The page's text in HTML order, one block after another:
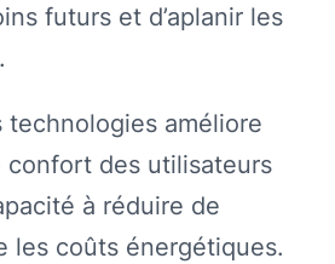
futurs et d’aplanir les
technologies améliore
confort des utilisateurs
à réduire de
les coûts énergétiques.